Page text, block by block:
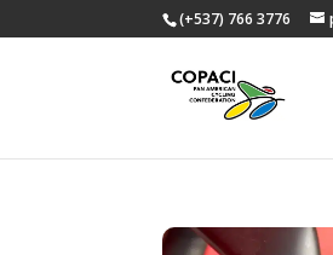
(+537) 766 3776